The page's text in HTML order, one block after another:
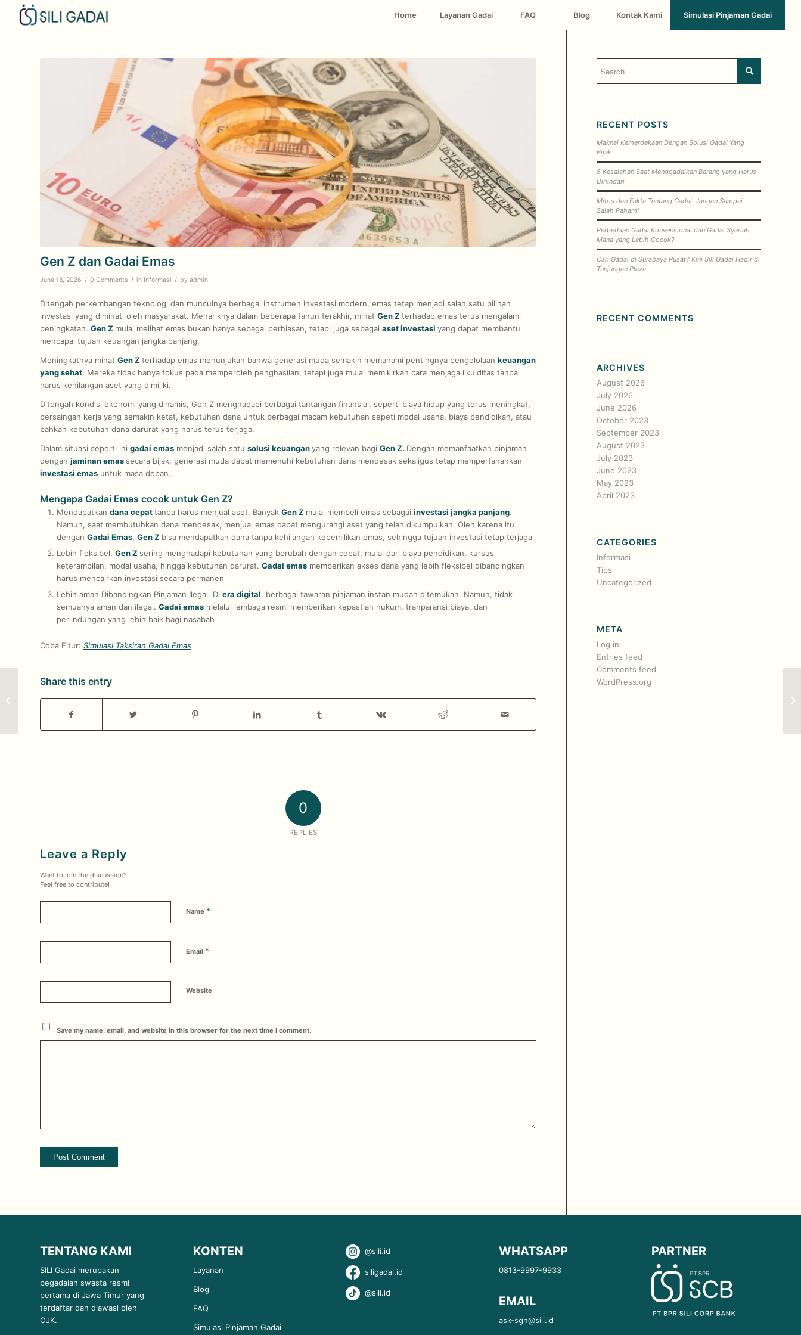
Home Layanan Gadai FAQ Blog Kontak Kami Simulasi Pinjaman Gadai
Gen Z dan Gadai Emas
June 18, 2026 / 0 Comments / in Informasi / by admin
Ditengah perkembangan teknologi dan munculnya berbagai instrumen investasi modern, emas tetap menjadi salah satu pilihan
investasi yang diminati oleh masyarakat. Menariknya dalam beberapa tahun terakhir, minat Gen Z terhadap emas terus mengalami
peningkatan. Gen Z mulai melihat emas bukan hanya sebagai perhiasan, tetapi juga sebagai aset investasi yang dapat membantu
mencapai tujuan keuangan jangka panjang.
Meningkatnya minat Gen Z terhadap emas menunjukan bahwa generasi muda semakin memahami pentingnya pengelolaan keuangan
yang sehat. Mereka tidak hanya fokus pada memperoleh penghasilan, tetapi juga mulai memikirkan cara menjaga likuiditas tanpa
harus kehilangan aset yang dimiliki.
Ditengah kondisi ekonomi yang dinamis, Gen Z menghadapi berbagai tantangan finansial, seperti biaya hidup yang terus meningkat,
persaingan kerja yang semakin ketat, kebutuhan dana untuk berbagai macam kebutuhan sepeti modal usaha, biaya pendidikan, atau
bahkan kebutuhan dana darurat yang harus terus terjaga.
Dalam situasi seperti ini gadai emas menjadi salah satu solusi keuanganyang relevan bagi Gen Z. Dengan memanfaatkan pinjaman
dengan jaminan emas secara bijak, generasi muda dapat memenuhi kebutuhan dana mendesak sekaligus tetap mempertahankan
investasi emas untuk masa depan.
Mengapa Gadai Emas cocok untuk Gen Z?
Mendapatkan dana cepattanpa harus menjual aset. Banyak Gen Z mulai membeli emas sebagai investasi jangka panjang.
Namun, saat membutuhkan dana mendesak, menjual emas dapat mengurangi aset yang telah dikumpulkan. Oleh karena itu
dengan Gadai Emas, Gen Z bisa mendapatkan dana tanpa kehilangan kepemilikan emas, sehingga tujuan investasi tetap terjaga
Lebih fleksibel. Gen Z sering menghadapi kebutuhan yang berubah dengan cepat, mulai dari biaya pendidikan, kursus
keterampilan, modal usaha, hingga kebutuhan darurat. Gadai emas memberikan akses dana yang lebih fleksibel dibandingkan
harus mencairkan investasi secara permanen
Lebih aman Dibandingkan Pinjaman Ilegal. Di era digital, berbagai tawaran pinjaman instan mudah ditemukan. Namun, tidak
semuanya aman dan ilegal. Gadai emas melalui lembaga resmi memberikan kepastian hukum, tranparansi biaya, dan
perlindungan yang lebih baik bagi nasabah
Coba Fitur: Simulasi Taksiran Gadai Emas
Share this entry
0
REPLIES
Leave a Reply
Want to join the discussion?
Feel free to contribute!
Name *
Email *
Website
Save my name, email, and website in this browser for the next time I comment.
RECENT POSTS
Maknai Kemerdekaan Dengan Solusi Gadai Yang
Bijak
5 Kesalahan Saat Menggadaikan Barang yang Harus
Dihindari
Mitos dan Fakta Tentang Gadai: Jangan Sampai
Salah Paham!
Perbedaan Gadai Konvensional dan Gadai Syariah,
Mana yang Lebih Cocok?
Cari Gadai di Surabaya Pusat? Kini Sili Gadai Hadir di
Tunjungan Plaza
RECENT COMMENTS
ARCHIVES
August 2026
July 2026
June 2026
October 2023
September 2023
August 2023
July 2023
June 2023
May 2023
April 2023
CATEGORIES
Informasi
Tips
Uncategorized
META
Log in
Entries feed
Comments feed
WordPress.org
TENTANG KAMI
SILI Gadai merupakan
pegadaian swasta resmi
pertama di Jawa Timur yang
terdaftar dan diawasi oleh
OJK.
KONTEN
Layanan
Blog
FAQ
Simulasi Pinjaman Gadai
@sili.id
siligadai.id
@sili.id
WHATSAPP
0813-9997-9933
EMAIL
ask-sgn@sili.id
PARTNER
Solusi Gadai Emas, Di
Tengah Ketidakpastian